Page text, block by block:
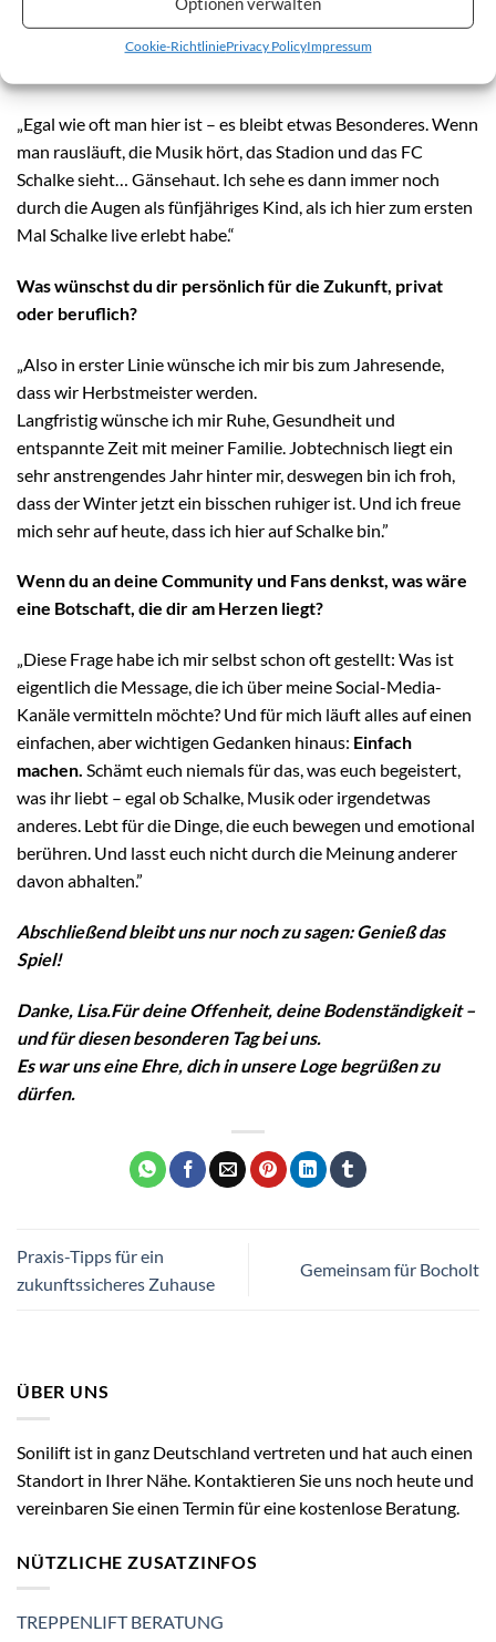
Cookie-RichtliniePrivacy PolicyImpressum
Als großer Schalke-Fan ist der heutige Logenbesuch
wahrscheinlich etwas Besonderes für dich. Welche
„Egal wie oft man hier ist – es bleibt etwas Besonderes. Wenn
man rausläuft, die Musik hört, das Stadion und das FC
Schalke sieht… Gänsehaut. Ich sehe es dann immer noch
durch die Augen als fünfjähriges Kind, als ich hier zum ersten
Mal Schalke live erlebt habe.“
Was wünschst du dir persönlich für die Zukunft, privat
oder beruflich?
„Also in erster Linie wünsche ich mir bis zum Jahresende,
dass wir Herbstmeister werden.
Langfristig wünsche ich mir Ruhe, Gesundheit und
entspannte Zeit mit meiner Familie. Jobtechnisch liegt ein
sehr anstrengendes Jahr hinter mir, deswegen bin ich froh,
dass der Winter jetzt ein bisschen ruhiger ist. Und ich freue
mich sehr auf heute, dass ich hier auf Schalke bin.”
Wenn du an deine Community und Fans denkst, was wäre
eine Botschaft, die dir am Herzen liegt?
„Diese Frage habe ich mir selbst schon oft gestellt: Was ist
eigentlich die Message, die ich über meine Social-Media-
Kanäle vermitteln möchte? Und für mich läuft alles auf einen
einfachen, aber wichtigen Gedanken hinaus: Einfach
machen. Schämt euch niemals für das, was euch begeistert,
was ihr liebt – egal ob Schalke, Musik oder irgendetwas
anderes. Lebt für die Dinge, die euch bewegen und emotional
berühren. Und lasst euch nicht durch die Meinung anderer
davon abhalten.”
Abschließend bleibt uns nur noch zu sagen: Genieß das
Spiel!
Danke, Lisa.Für deine Offenheit, deine Bodenständigkeit –
und für diesen besonderen Tag bei uns.
Es war uns eine Ehre, dich in unsere Loge begrüßen zu
dürfen.
Praxis-Tipps für ein
zukunftssicheres Zuhause
Gemeinsam für Bocholt
ÜBER UNS
Sonilift ist in ganz Deutschland vertreten und hat auch einen
Standort in Ihrer Nähe. Kontaktieren Sie uns noch heute und
vereinbaren Sie einen Termin für eine kostenlose Beratung.
NÜTZLICHE ZUSATZINFOS
TREPPENLIFT BERATUNG